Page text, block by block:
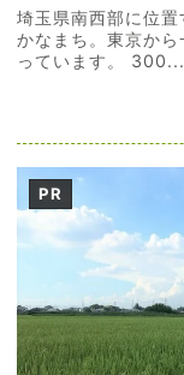
埼玉県南西部に位
かなまち。東京か
っています。 300...
PR